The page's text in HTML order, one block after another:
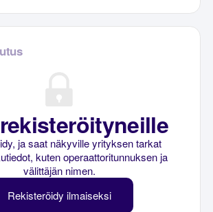
ja saat näkyville yrityksen tarkat
kuten operaattoritunnuksen ja
välittäjän nimen.
Rekisteröidy ilmaiseksi